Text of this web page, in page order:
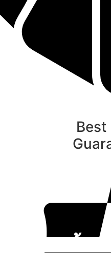
นับหิ่งห้อย ร้อย
Best